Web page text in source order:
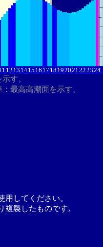
12 13 1415 16 17 18 192021222324
す。
最高高潮面を示す。
してください。
製したものです。